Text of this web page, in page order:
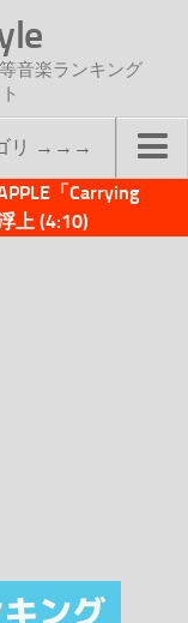
音楽ランキング
ゴリ →→→
「Carrying
上 (4:10)